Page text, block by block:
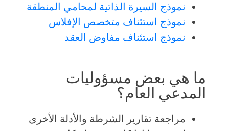
نموذج السيرة الذاتية لمحامي المنطقة
نموذج استئناف متخصص الإفلاس
نموذج استئناف مفاوض العقد
ما هي بعض مسؤوليات
المدعي العام؟
مراجعة تقارير الشرطة والأدلة الأخرى